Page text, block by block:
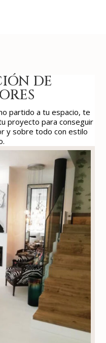
DE
partido a tu espacio, te
proyecto para conseguir
y sobre todo con estilo